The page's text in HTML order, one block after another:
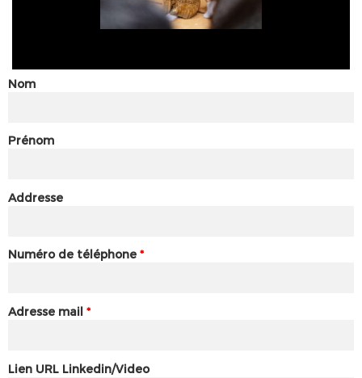
Nom
Prénom
Addresse
Numéro de téléphone *
Adresse mail *
Lien URL Linkedin/Video